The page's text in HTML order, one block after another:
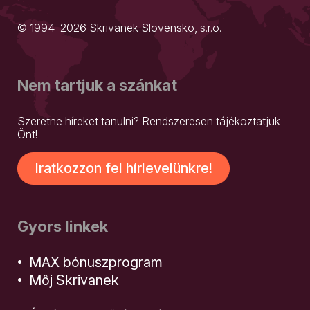
© 1994–2026 Skrivanek Slovensko, s.r.o.
Nem tartjuk a szánkat
Szeretne híreket tanulni? Rendszeresen tájékoztatjuk
Önt!
Iratkozzon fel hírlevelünkre!
Gyors linkek
MAX bónuszprogram
Môj Skrivanek